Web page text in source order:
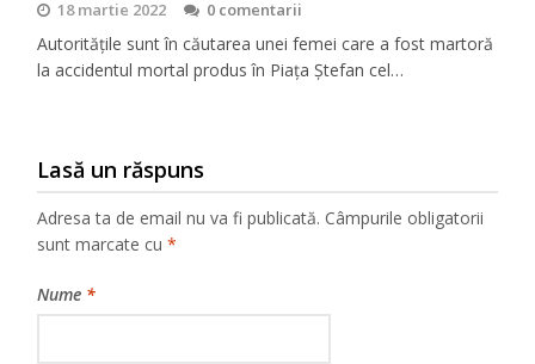
18 martie 2022 0 comentarii
Autoritățile sunt în căutarea unei femei care a fost martoră
la accidentul mortal produs în Piața Ștefan cel…
Lasă un răspuns
Adresa ta de email nu va fi publicată. Câmpurile obligatorii
sunt marcate cu*
Nume *